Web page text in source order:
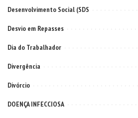
Desenvolvimento Social (SDS
Desvio em Repasses
Dia do Trabalhador
Divergência
Divórcio
DOENÇA INFECCIOSA